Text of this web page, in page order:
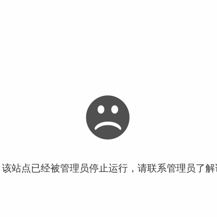
站点已经被管理员停止运行，请联系管理员了